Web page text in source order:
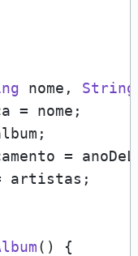
nome, String
= nome;
=
artistas;
( ) {